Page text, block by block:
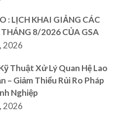
: LỊCH KHAI GIẢNG CÁC
8/2026 CỦA GSA
2026
Thuật Xử Lý Quan Hệ Lao
– Giảm Thiểu Rủi Ro Pháp
Nghiệp
2026